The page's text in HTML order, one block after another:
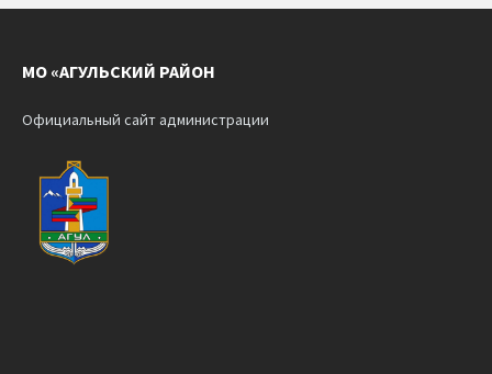
МО «АГУЛЬСКИЙ РАЙОН
Официальный сайт администрации